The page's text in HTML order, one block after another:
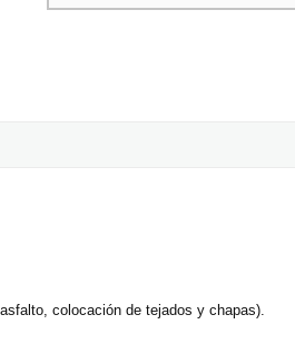
colocación de tejados y chapas).